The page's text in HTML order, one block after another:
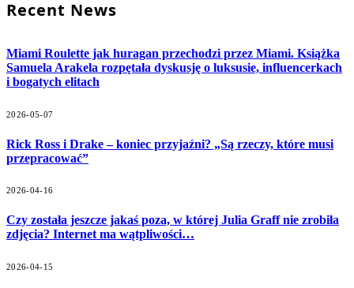
Recent News
Miami Roulette jak huragan przechodzi przez Miami. Książka
Samuela Arakela rozpętała dyskusję o luksusie, influencerkach
i bogatych elitach
2026-05-07
Rick Ross i Drake – koniec przyjaźni? „Są rzeczy, które musi
przepracować”
2026-04-16
Czy została jeszcze jakaś poza, w której Julia Graff nie zrobiła
zdjęcia? Internet ma wątpliwości…
2026-04-15